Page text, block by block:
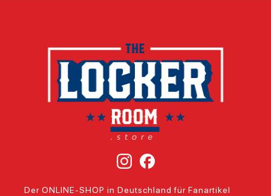
Der ONLINE-SHOP in Deutschland für Fanartikel